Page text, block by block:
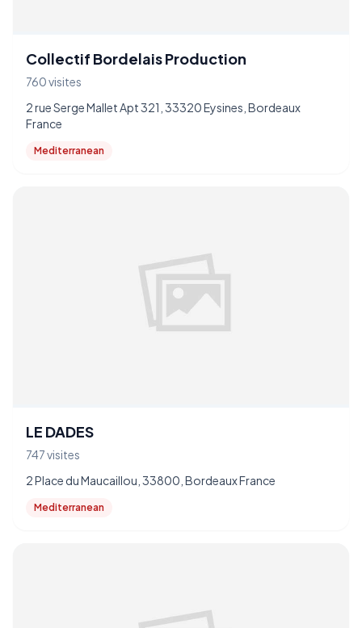
Collectif Bordelais Production
760 visites
2 rue Serge Mallet Apt 321, 33320 Eysines, Bordeaux
France
Mediterranean
LE DADES
747 visites
2 Place du Maucaillou, 33800, Bordeaux France
Mediterranean